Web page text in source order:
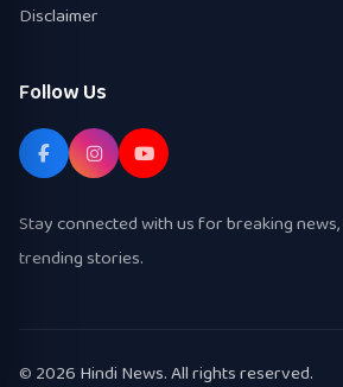
Disclaimer
Follow Us
Stay connected with us for breaking
trending stories.
© 2026 Hindi News. All rights reserved.